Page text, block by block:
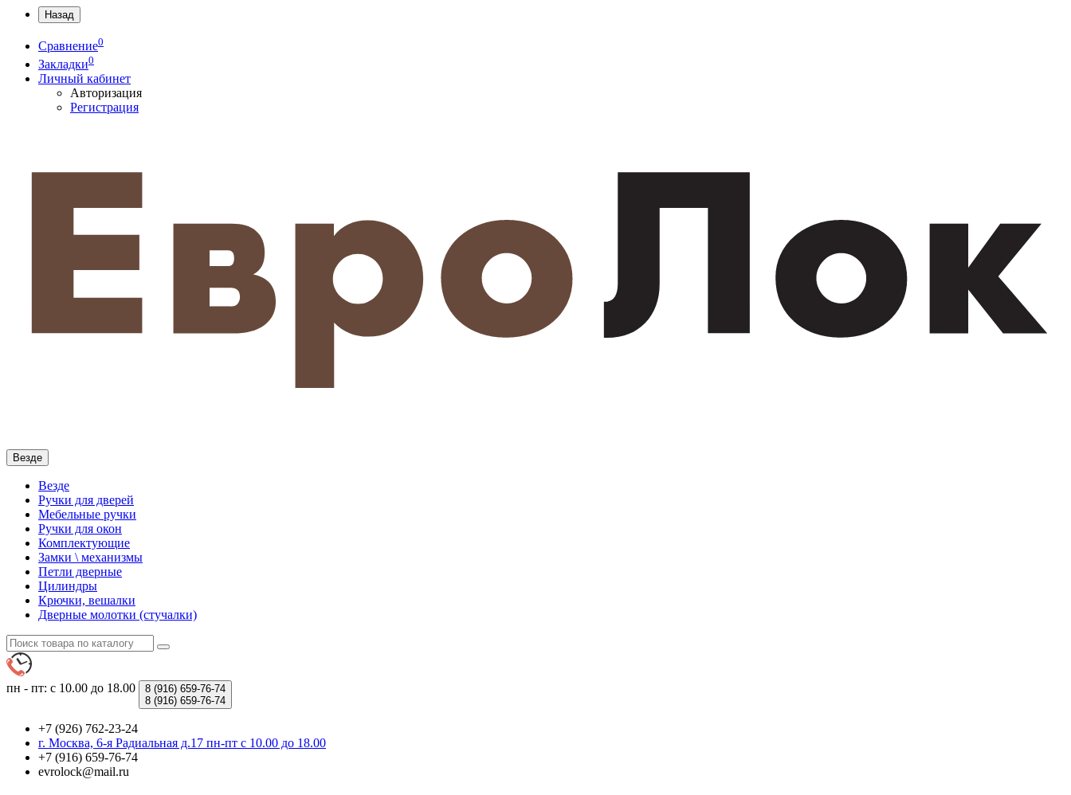
Назад
Сравнение0
Закладки0
Личный кабинет
Авторизация
Регистрация
Везде
Везде
Ручки для дверей
Мебельные ручки
Ручки для окон
Комплектующие
Замки \ механизмы
Петли дверные
Цилиндры
Крючки, вешалки
Дверные молотки (стучалки)
пн - пт: с 10.00 до 18.00 8 (916) 659-76-74
8 (916) 659-76-74
+7 (926) 762-23-24
г. Москва, 6-я Радиальная д.17 пн-пт с 10.00 до 18.00
+7 (916) 659-76-74
evrolock@mail.ru